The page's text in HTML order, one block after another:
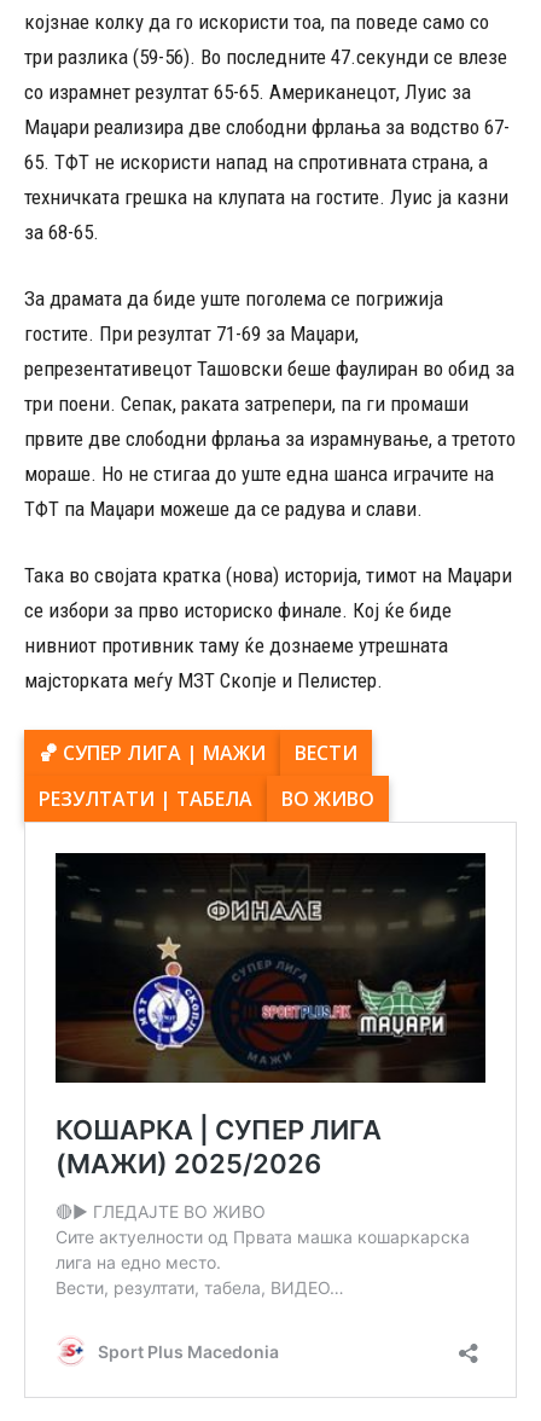
којзнае колку да го искористи тоа, па поведе само со
три разлика (59-56). Во последните 47.секунди се влезе
со израмнет резултат 65-65. Американецот, Луис за
Маџари реализира две слободни фрлања за водство 67-
65. ТФТ не искористи напад на спротивната страна, а
техничката грешка на клупата на гостите. Луис ја казни
за 68-65.
За драмата да биде уште поголема се погрижија
гостите. При резултат 71-69 за Маџари,
репрезентативецот Ташовски беше фаулиран во обид за
три поени. Сепак, раката затрепери, па ги промаши
првите две слободни фрлања за израмнување, а третото
мораше. Но не стигаа до уште една шанса играчите на
ТФТ па Маџари можеше да се радува и слави.
Така во својата кратка (нова) историја, тимот на Маџари
се избори за прво историско финале. Кој ќе биде
нивниот противник таму ќе дознаеме утрешната
мајсторката меѓу МЗТ Скопје и Пелистер.
🏀 СУПЕР ЛИГА | МАЖИ
ВЕСТИ
РЕЗУЛТАТИ | ТАБЕЛА
ВО ЖИВО